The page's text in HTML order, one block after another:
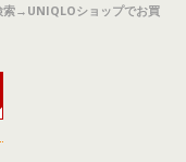
索→UNIQLOショップでお買